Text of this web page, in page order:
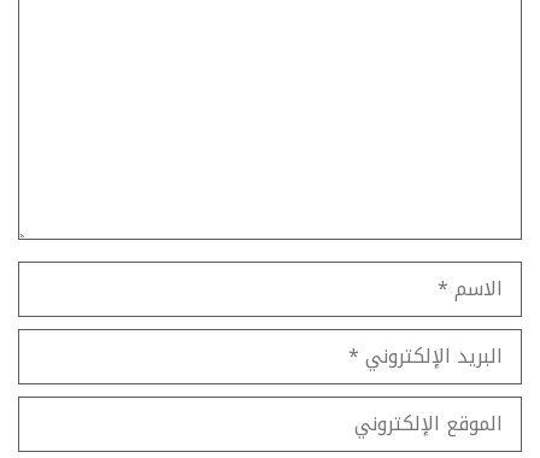
الاسم
البريد
الإلكتروني
الموقع
الإلكتروني